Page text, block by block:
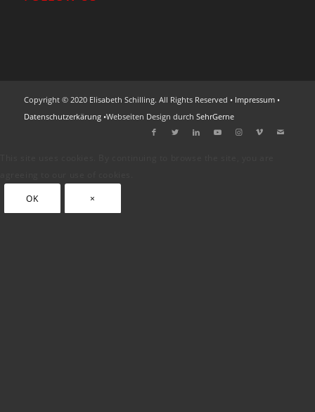
Copyright © 2020 Elisabeth Schilling. All Rights Reserved • Impressum•
Datenschutzerkärung•Webseiten Design durch SehrGerne
OK
×